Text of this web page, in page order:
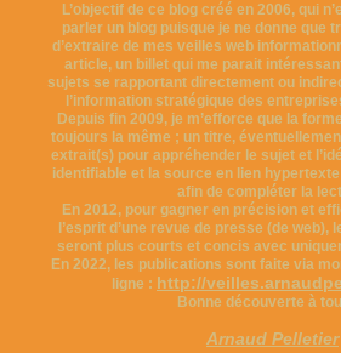
L’objectif de ce blog créé en 2006, qui
parler un blog puisque je ne donne que
d’extraire de mes veilles web
article, un billet qui me parait
sujets se rapportant directement ou
l’information stratégique des
Depuis fin 2009, je m’efforce que la
toujours la même ; un titre,
extrait(s) pour appréhender le sujet et
identifiable et la source en lien
afin de compléter la
En 2012, pour gagner en précision et
l’esprit d’une revue de presse (de web),
seront plus courts et concis avec
En 2022, les publications sont faite via
ligne : http://
Bonne découverte à
Arnaud Pelletier